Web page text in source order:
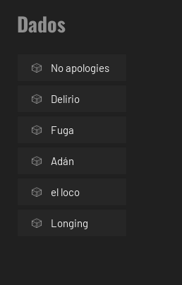
Dados
No apologies
Delirio
Fuga
Adán
el loco
Longing